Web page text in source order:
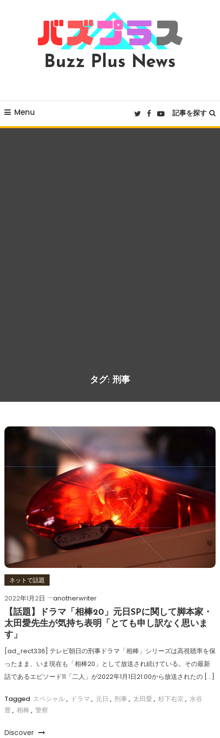
Buzz Plus News
Menu 記事を探す
タグ: 刑事
ネットで話題
2022年1月2日
anotherwriter
【話題】ドラマ「相棒20」元日SPに関して脚本家・
太田愛先生が気持ち表明「とても申し訳なく思いま
す」
[ad_rect336] テレビ朝日の刑事ドラマ「相棒」シリーズは高視聴率を保
ったまま、いま現在も「相棒20」として放送され続けている。その最新
話であるエピソード11「二人」が2022年1月1日21:00から放送されたの […]
Tagged スペシャル, ドラマ , 元日 , 刑事 , 太田愛 , 杉下右京, 水谷
豊 , 相棒 , 警察
Discover